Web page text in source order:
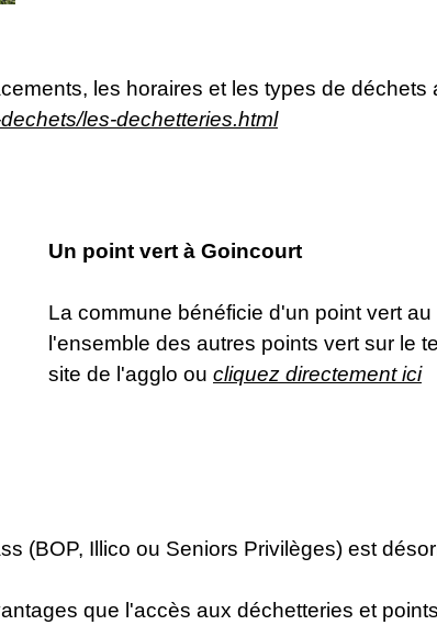
les horaires et les types de
les-dechetteries.html
Un point vert à Goincourt
​​​​​​​La commune bénéficie d'un point vert
l'ensemble des autres points vert sur le
site de l'agglo ou cliquez directement ici
(BOP, Illico ou Seniors Privilèges) est
que l'accès aux déchetteries et